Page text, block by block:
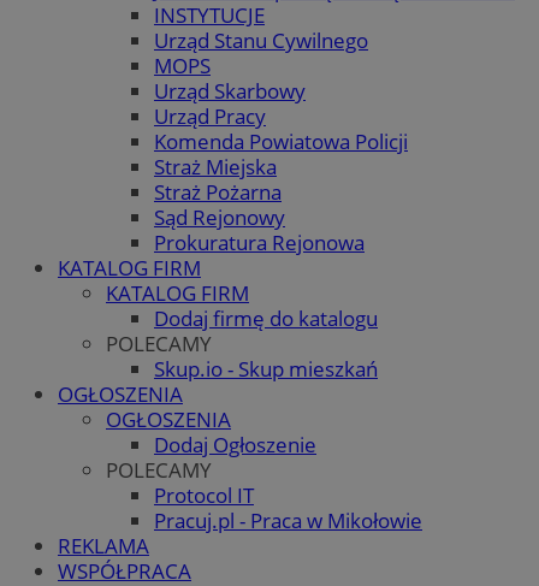
INSTYTUCJE
Urząd Stanu Cywilnego
MOPS
Urząd Skarbowy
Urząd Pracy
Komenda Powiatowa Policji
Straż Miejska
Straż Pożarna
Sąd Rejonowy
Prokuratura Rejonowa
KATALOG FIRM
KATALOG FIRM
Dodaj firmę do katalogu
POLECAMY
Skup.io - Skup mieszkań
OGŁOSZENIA
OGŁOSZENIA
Dodaj Ogłoszenie
POLECAMY
Protocol IT
Pracuj.pl - Praca w Mikołowie
REKLAMA
WSPÓŁPRACA